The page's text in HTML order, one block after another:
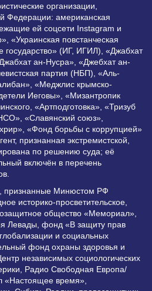
организации,
Федерации: американская
ей соцсети Instagram и
«Украинская повстанческая
(ИГ, ИГИЛ), «Джабхат
ан-Нусра», «Джебхат ан-
партия (НБП), «Аль-
«Меджлис крымско-
Иеговы», «Мизантропик
«Артподготовка», «Тризуб
«Славянский союз»,
«Фонд борьбы с коррупцией»
признанная экстремистской,
по решению суда; её
включён в перечень
признанные Минюстом РФ
историко-просветительское,
общество «Мемориал»,
Левады, фонд «В защиту прав
и социальных
фонд охраны здоровья и
независимых социологических
Радио Свободная Европа/
«Настоящее время»,